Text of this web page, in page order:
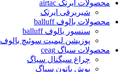
محصولات ایرتک airtac
شیربرقی ایرتک
محصولات بالوف balluff
سنسور بالوف balluff
پوزیشن لیمیت سوئیچ بالوف
محصولات سیاگ ceag
چراغ سیگنال سیاگ
پوش باتون سیاگ